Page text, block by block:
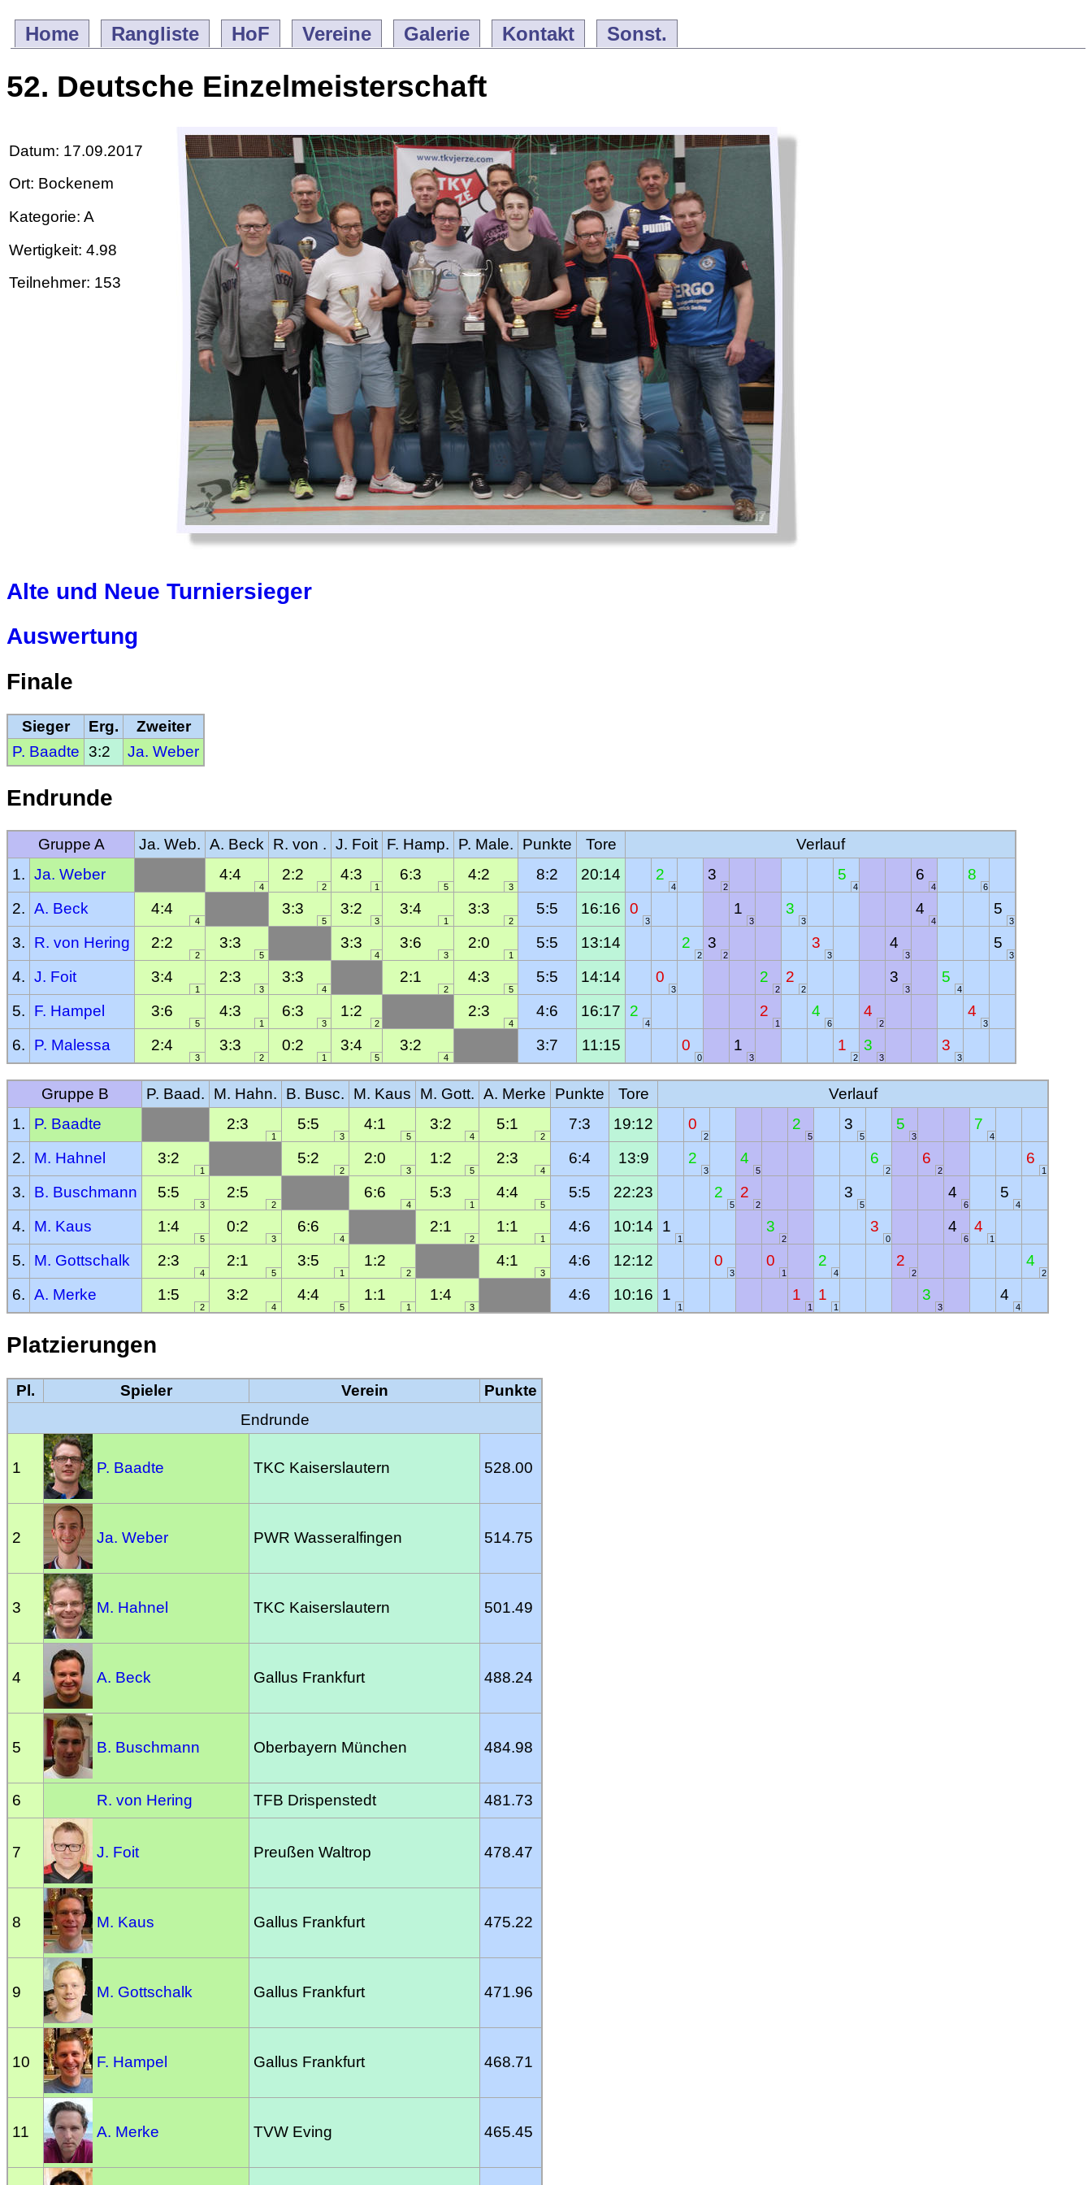
Home Rangliste HoF Vereine Galerie Kontakt Sonst.
52. Deutsche Einzelmeisterschaft
Datum: 17.09.2017
Ort: Bockenem
Kategorie: A
Wertigkeit: 4.98
Teilnehmer: 153
Alte und Neue Turniersieger
Auswertung
Finale
Sieger Erg.
Zweiter
P. Baadte 3:2 Ja. Weber
Endrunde
Gruppe A Ja. Web. A. Beck R. von . J. Foit F. Hamp. P. Male. Punkte Tore
Verlauf
1. Ja. Weber 4:4 2:2 4:3 6:3 4:2 8:2 20:14 2 3 5 6 8
4 2 1 5 3 4 2 4 4 6
2. A. Beck 4:4 3:3 3:2 3:4 3:3 5:5 16:16 0 1 3 4 5
4 5 3 1 2 3 3 3 4 3
3. R. von Hering 2:2 3:3 3:3 3:6 2:0 5:5 13:14 2 3 3 4 5
2 5 4 3 1 2 2 3 3 3
4. J. Foit 3:4 2:3 3:3 2:1 4:3 5:5 14:14 0 2 2 3 5
1 3 4 2 5 3 2 2 3 4
5. F. Hampel 3:6 4:3 6:3 1:2 2:3 4:6 16:17 2 2 4 4 4
5 1 3 2 4 4 1 6 2 3
6. P. Malessa 2:4 3:3 0:2 3:4 3:2 3:7 11:15 0 1 1 3 3
3 2 1 5 4 0 3 2 3 3
Gruppe B P. Baad. M. Hahn. B. Busc. M. Kaus M. Gott. A. Merke Punkte Tore
Verlauf
1.
P. Baadte 2:3 5:5 4:1 3:2 5:1 7:3 19:12 0 2 3 5 7
1 3 5 4 2 2 5 5 3 4
2. M. Hahnel 3:2 5:2 2:0 1:2 2:3 6:4 13:9 2 4 6 6 6
1 2 3 5 4 3 5 2 2 1
3. B. Buschmann 5:5 2:5 6:6 5:3 4:4 5:5 22:23 2 2 3 4 5
3 2 4 1 5 5 2 5 6 4
4. M. Kaus 1:4 0:2 6:6 2:1 1:1 4:6 10:14 1 3 3 4 4
5 3 4 2 1 1 2 0 6 1
5. M. Gottschalk 2:3 2:1 3:5 1:2 4:1 4:6 12:12 0 0 2 2 4
4 5 1 2 3 3 1 4 2 2
6. A. Merke 1:5 3:2 4:4 1:1 1:4 4:6 10:16 1 1 1 3 4
2 4 5 1 3 1 1 1 3 4
Platzierungen
Pl. Spieler Verein
Punkte
Endrunde
1 P. Baadte TKC Kaiserslautern 528.00
2 Ja. Weber PWR Wasseralfingen 514.75
3 M. Hahnel TKC Kaiserslautern 501.49
4 A. Beck Gallus Frankfurt 488.24
5 B. Buschmann Oberbayern München 484.98
6 R. von Hering TFB Drispenstedt 481.73
7 J. Foit Preußen Waltrop 478.47
8 M. Kaus Gallus Frankfurt 475.22
9 M. Gottschalk Gallus Frankfurt 471.96
10 F. Hampel Gallus Frankfurt 468.71
11 A. Merke TVW Eving 465.45